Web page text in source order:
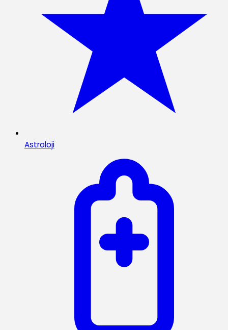
Astroloji